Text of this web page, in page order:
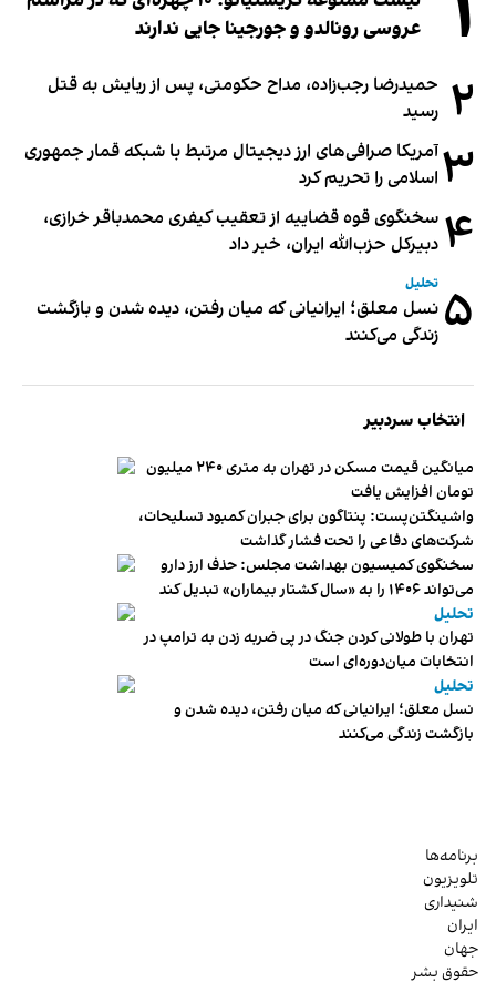
۱
عروسی رونالدو و جورجینا جایی ندارند
۲ حمیدرضا رجب‌زاده، مداح حکومتی، پس از ربایش به قتل
رسید
۳آمریکا صرافی‌های ارز دیجیتال مرتبط با شبکه قمار جمهوری
اسلامی را تحریم کرد
۴ سخنگوی قوه قضاییه از تعقیب کیفری محمدباقر خرازی،
دبیر‌کل حزب‌الله ایران، خبر داد
۵ تحلیل
نسل معلق؛ ایرانیانی که میان رفتن، دیده شدن و بازگشت
زندگی می‌کنند
انتخاب سردبیر
میانگین قیمت مسکن در تهران به متری ۲۴۰ میلیون
تومان افزایش یافت
واشینگتن‌پست: پنتاگون برای جبران کمبود تسلیحات،
شرکت‌های دفاعی را تحت فشار گذاشت
سخنگوی کمیسیون بهداشت مجلس: حذف ارز دارو
می‌تواند ۱۴۰۶ را به «سال کشتار بیماران» تبدیل کند
تحلیل
تهران با طولانی کردن جنگ در پی ضربه زدن به ترامپ در
انتخابات میان‌دوره‌ای است
تحلیل
نسل معلق؛ ایرانیانی که میان رفتن، دیده شدن و
بازگشت زندگی می‌کنند
برنامه‌ها
تلویزیون
شنیداری
ایران
جهان
حقوق بشر